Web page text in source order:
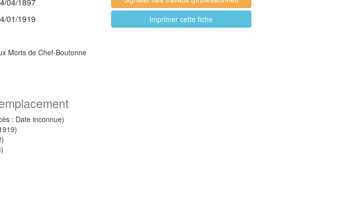
01/1919
Morts de Chef-Boutonne
: Date inconnue)
Imprimer cette fiche